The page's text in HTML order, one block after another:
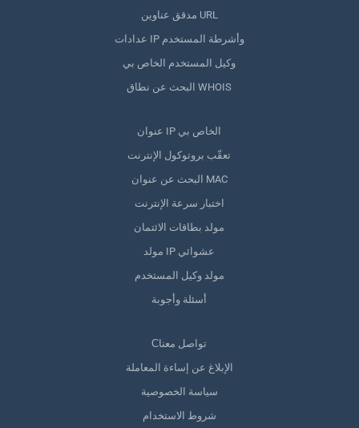
مدقق عناوين URL
عدادات IP وأشرطة المستخدم
وكيل المستخدم الخاص بي
البحث عن نطاق WHOIS
عنوان IP الخاص بي
تعقّب بروتوكول الإنترنت
البحث عن عنوان MAC
اختبار سرعة الإنترنت
مولد بطاقات الائتمان
مولد IP عشوائي
مولد وكيل المستخدم
أسئلة وأجوبة
Сتواصل معنا
الإبلاغ عن إساءة المعاملة
سياسة الخصوصية
شروط الاستخدام